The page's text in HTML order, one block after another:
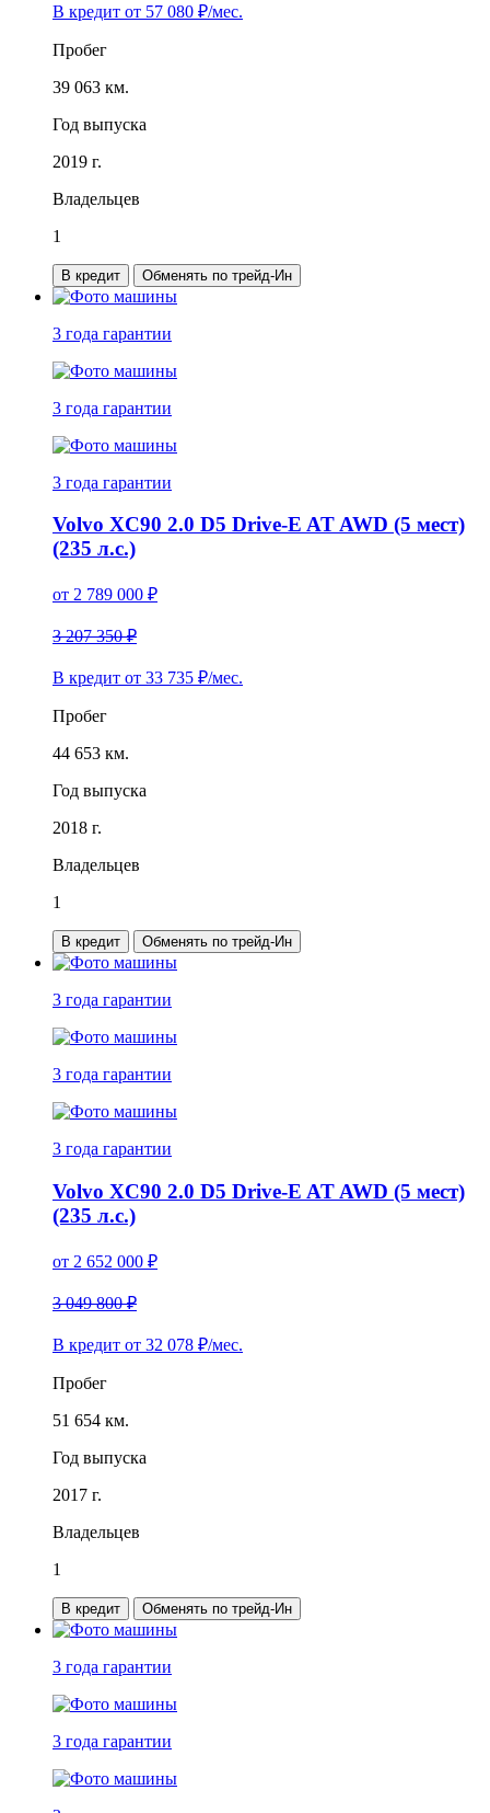
В кредит от 57 080 ₽/мес.
Пробег
39 063 км.
Год выпуска
2019 г.
Владельцев
1
В кредит Обменять по трейд-Ин
3 года гарантии
3 года гарантии
3 года гарантии
Volvo XC90 2.0 D5 Drive-E AT AWD (5 мест)
(235 л.с.)
от 2 789 000 ₽
3 207 350 ₽
В кредит от 33 735 ₽/мес.
Пробег
44 653 км.
Год выпуска
2018 г.
Владельцев
1
В кредит Обменять по трейд-Ин
3 года гарантии
3 года гарантии
3 года гарантии
Volvo XC90 2.0 D5 Drive-E AT AWD (5 мест)
(235 л.с.)
от 2 652 000 ₽
3 049 800 ₽
В кредит от 32 078 ₽/мес.
Пробег
51 654 км.
Год выпуска
2017 г.
Владельцев
1
В кредит Обменять по трейд-Ин
3 года гарантии
3 года гарантии